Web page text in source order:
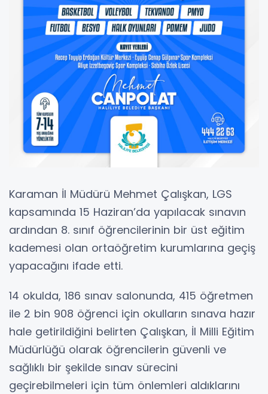
Karaman İl Müdürü Mehmet Çalışkan, LGS
kapsamında 15 Haziran’da yapılacak sınavın
ardından 8. sınıf öğrencilerinin bir üst eğitim
kademesi olan ortaöğretim kurumlarına geçiş
yapacağını ifade etti.
14 okulda, 186 sınav salonunda, 415 öğretmen
ile 2 bin 908 öğrenci için okulların sınava hazır
hale getirildiğini belirten Çalışkan, İl Milli Eğitim
Müdürlüğü olarak öğrencilerin güvenli ve
sağlıklı bir şekilde sınav sürecini
geçirebilmeleri için tüm önlemleri aldıklarını